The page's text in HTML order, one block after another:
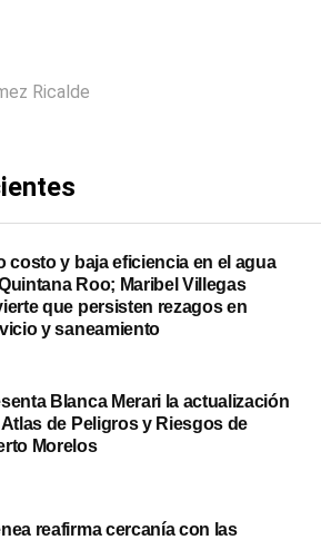
Ricalde
costo y baja eficiencia en el agua
Roo; Maribel Villegas
que persisten rezagos en
y saneamiento
Blanca Merari la actualización
de Peligros y Riesgos de
Morelos
reafirma cercanía con las